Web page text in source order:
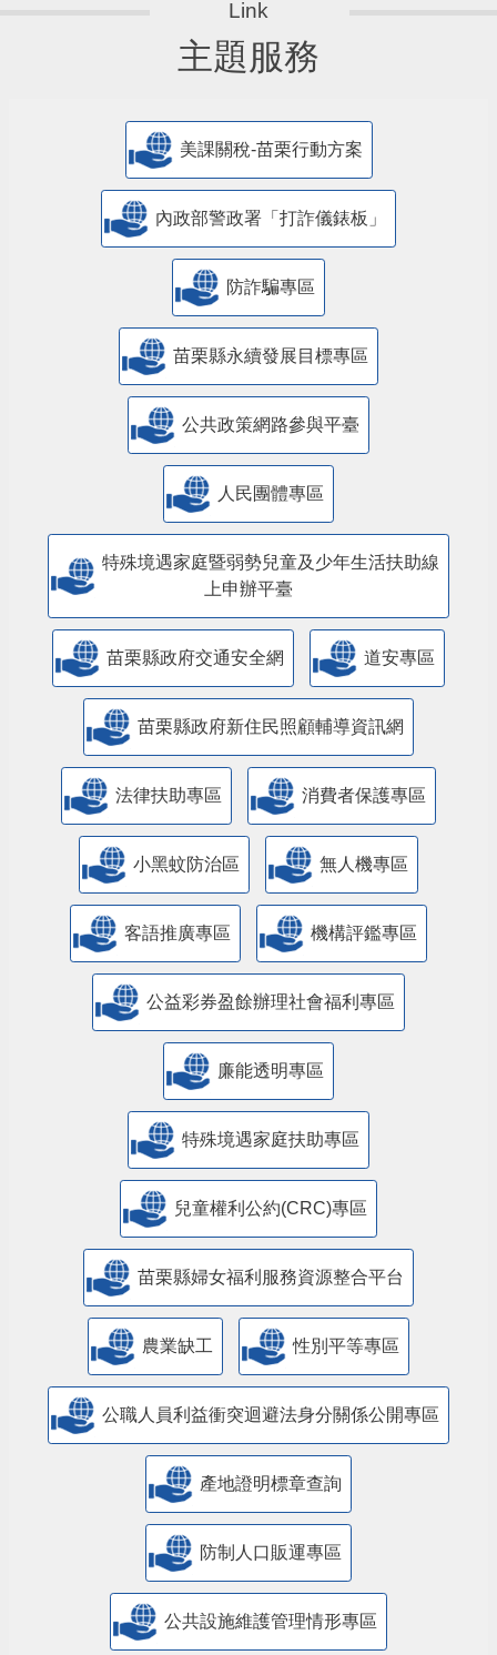
主題服務
美課關稅-苗栗行動方案
內政部警政署「打詐儀錶板」
防詐騙專區
苗栗縣永續發展目標專區
公共政策網路參與平臺
人民團體專區
特殊境遇家庭暨弱勢兒童及少年生活扶助線
上申辦平臺
苗栗縣政府交通安全網 道安專區
苗栗縣政府新住民照顧輔導資訊網
法律扶助專區 消費者保護專區
小黑蚊防治區 無人機專區
客語推廣專區 機構評鑑專區
公益彩券盈餘辦理社會福利專區
廉能透明專區
特殊境遇家庭扶助專區
兒童權利公約(CRC)專區
苗栗縣婦女福利服務資源整合平台
農業缺工 性別平等專區
公職人員利益衝突迴避法身分關係公開專區
產地證明標章查詢
防制人口販運專區
​公共設施維護管理情形專區